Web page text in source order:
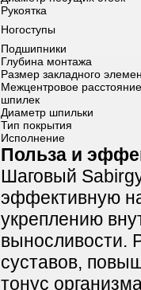
Рукоятка
Ногоступы
Подшипники
Глубина монтажа
Размер закладного
Межцентровое расстояние
шпилек
Диаметр шпильки
Тип покрытия
Исполнение
Польза и
Шаговый
эффективную
укреплению
выносливости.
суставов,
тонус